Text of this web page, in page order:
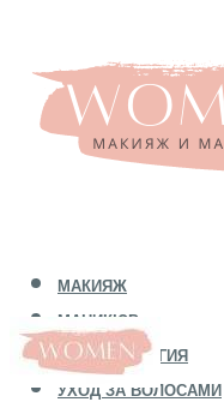
МАКИЯЖ
МАНИКЮР
КОСМЕТОЛОГИЯ
УХОД ЗА ВОЛОСАМИ